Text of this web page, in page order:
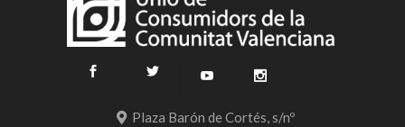
Plaza Barón de Cortés, s/nº